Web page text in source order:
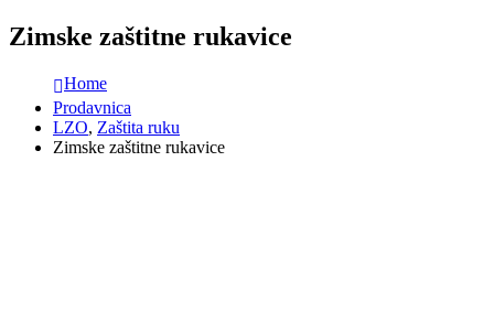
Zimske zaštitne rukavice
Home
Prodavnica
LZO, Zaštita ruku
Zimske zaštitne rukavice